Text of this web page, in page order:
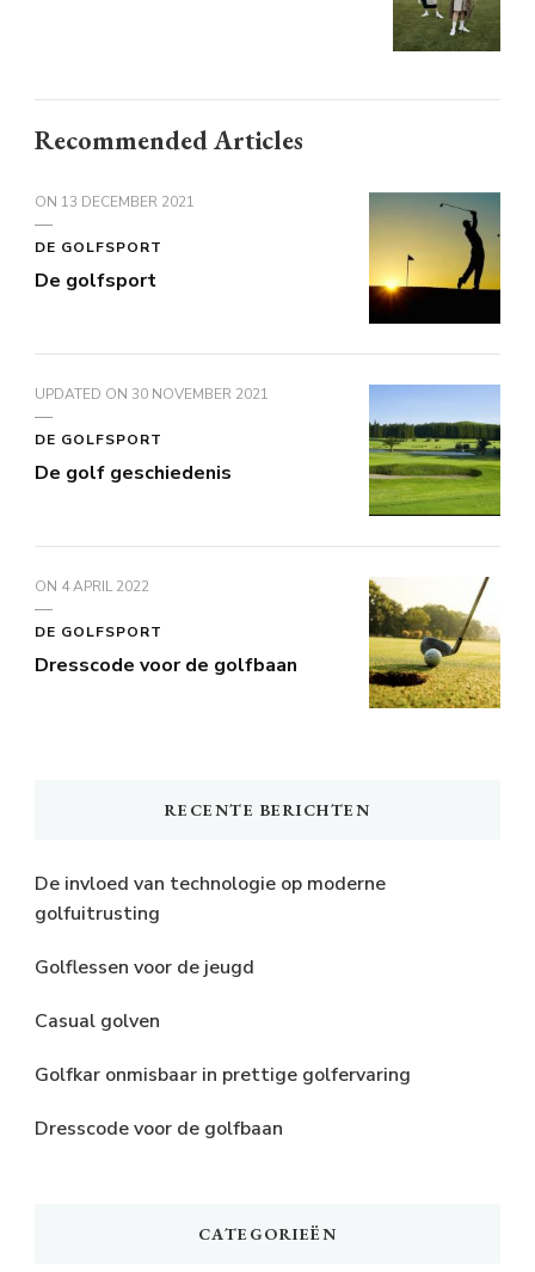
Recommended Articles
ON 13 DECEMBER 2021
DE GOLFSPORT
De golfsport
UPDATED ON 30 NOVEMBER 2021
DE GOLFSPORT
De golf geschiedenis
ON 4 APRIL 2022
DE GOLFSPORT
Dresscode voor de golfbaan
RECENTE BERICHTEN
De invloed van technologie op moderne
golfuitrusting
Golflessen voor de jeugd
Casual golven
Golfkar onmisbaar in prettige golfervaring
Dresscode voor de golfbaan
CATEGORIEËN